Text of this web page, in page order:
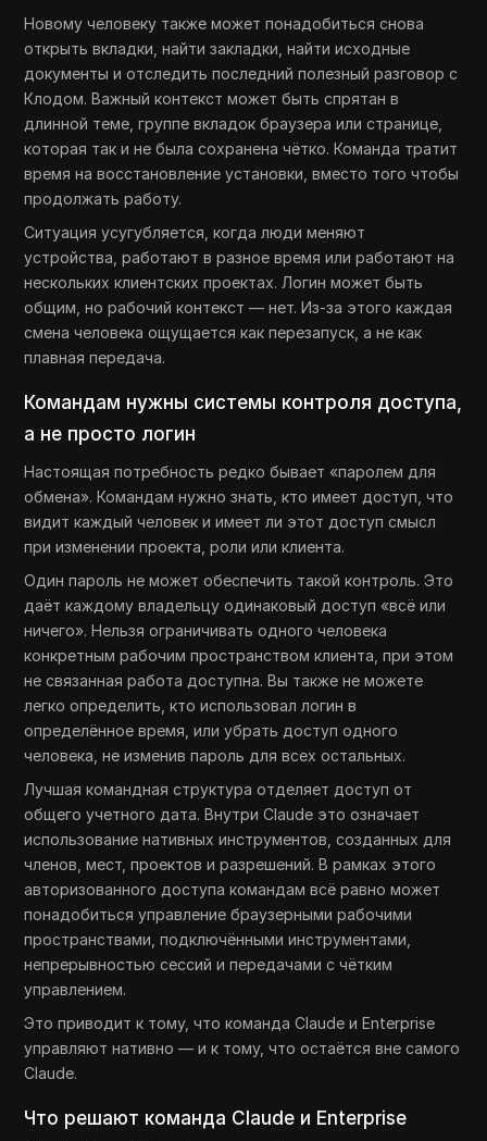
Новому человеку также может понадобиться снова
открыть вкладки, найти закладки, найти исходные
документы и отследить последний полезный разговор с
Клодом. Важный контекст может быть спрятан в
длинной теме, группе вкладок браузера или странице,
которая так и не была сохранена чётко. Команда тратит
время на восстановление установки, вместо того чтобы
продолжать работу.
Ситуация усугубляется, когда люди меняют
устройства, работают в разное время или работают на
нескольких клиентских проектах. Логин может быть
общим, но рабочий контекст — нет. Из-за этого каждая
смена человека ощущается как перезапуск, а не как
плавная передача.
Командам нужны системы контроля доступа,
а не просто логин
Настоящая потребность редко бывает «паролем для
обмена». Командам нужно знать, кто имеет доступ, что
видит каждый человек и имеет ли этот доступ смысл
при изменении проекта, роли или клиента.
Один пароль не может обеспечить такой контроль. Это
даёт каждому владельцу одинаковый доступ «всё или
ничего». Нельзя ограничивать одного человека
конкретным рабочим пространством клиента, при этом
не связанная работа доступна. Вы также не можете
легко определить, кто использовал логин в
определённое время, или убрать доступ одного
человека, не изменив пароль для всех остальных.
Лучшая командная структура отделяет доступ от
общего учетного дата. Внутри Claude это означает
использование нативных инструментов, созданных для
членов, мест, проектов и разрешений. В рамках этого
авторизованного доступа командам всё равно может
понадобиться управление браузерными рабочими
пространствами, подключёнными инструментами,
непрерывностью сессий и передачами с чётким
управлением.
Это приводит к тому, что команда Claude и Enterprise
управляют нативно — и к тому, что остаётся вне самого
Claude.
Что решают команда Claude и Enterprise